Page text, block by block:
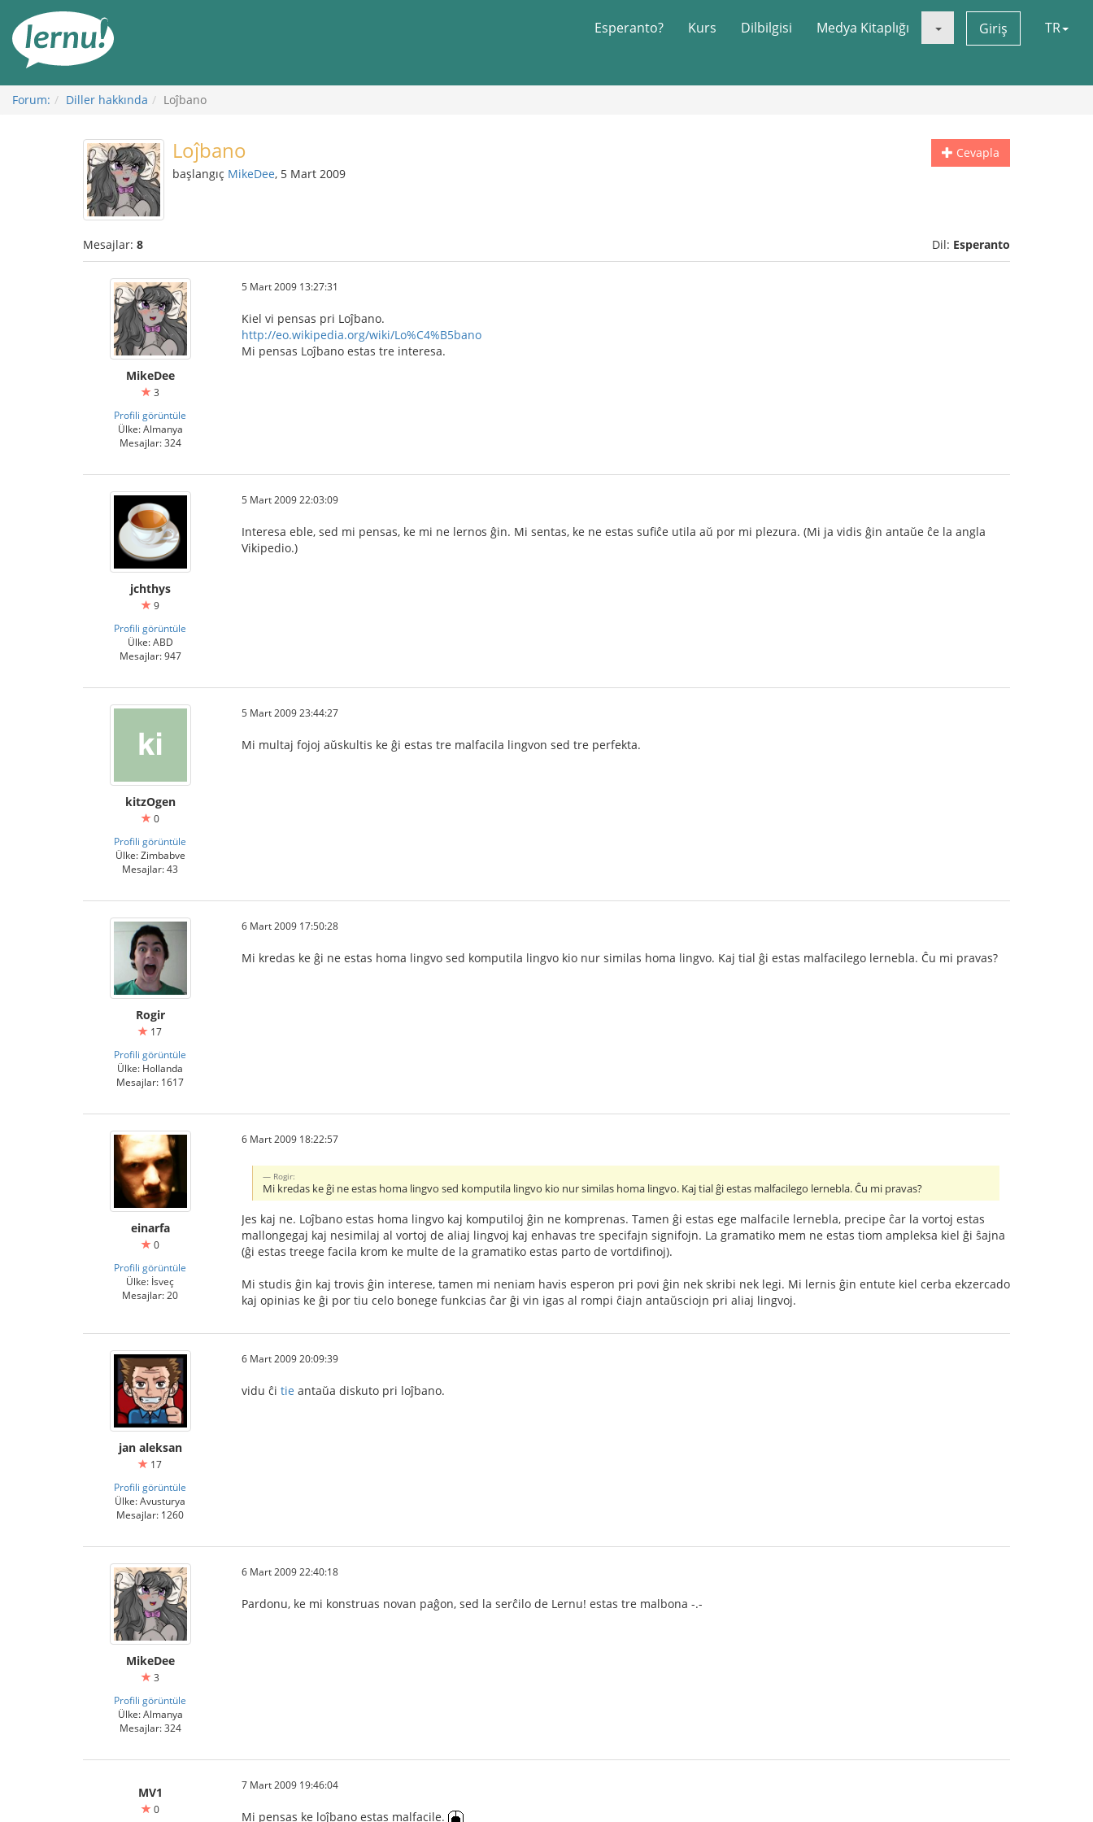
Görüntüleme
Esperanto? Kurs Dilbilgisi Medya Kitaplığı Giriş TR
Forum: Diller hakkında Loĵbano
Cevapla
Loĵbano
başlangıç MikeDee, 5 Mart 2009
Mesajlar: 8 Dil: Esperanto
MikeDee
3
Profili görüntüle
Ülke: Almanya
Mesajlar: 324
5 Mart 2009 13:27:31
Kiel vi pensas pri Loĵbano.
http://eo.wikipedia.org/wiki/Lo%C4%B5bano
Mi pensas Loĵbano estas tre interesa.
jchthys
9
Profili görüntüle
Ülke: ABD
Mesajlar: 947
5 Mart 2009 22:03:09
Interesa eble, sed mi pensas, ke mi ne lernos ĝin. Mi sentas, ke ne estas sufiĉe utila aŭ por mi plezura. (Mi ja vidis ĝin antaŭe ĉe la angla
Vikipedio.)
kitzOgen
0
Profili görüntüle
Ülke: Zimbabve
Mesajlar: 43
5 Mart 2009 23:44:27
Mi multaj fojoj aŭskultis ke ĝi estas tre malfacila lingvon sed tre perfekta.
Rogir
17
Profili görüntüle
Ülke: Hollanda
Mesajlar: 1617
6 Mart 2009 17:50:28
Mi kredas ke ĝi ne estas homa lingvo sed komputila lingvo kio nur similas homa lingvo. Kaj tial ĝi estas malfacilego lernebla. Ĉu mi pravas?
einarfa
0
Profili görüntüle
Ülke: İsveç
Mesajlar: 20
6 Mart 2009 18:22:57
Rogir:
Mi kredas ke ĝi ne estas homa lingvo sed komputila lingvo kio nur similas homa lingvo. Kaj tial ĝi estas malfacilego lernebla. Ĉu mi pravas?
Jes kaj ne. Loĵbano estas homa lingvo kaj komputiloj ĝin ne komprenas. Tamen ĝi estas ege malfacile lernebla, precipe ĉar la vortoj estas
mallongegaj kaj nesimilaj al vortoj de aliaj lingvoj kaj enhavas tre specifajn signifojn. La gramatiko mem ne estas tiom ampleksa kiel ĝi ŝajna
(ĝi estas treege facila krom ke multe de la gramatiko estas parto de vortdifinoj).
Mi studis ĝin kaj trovis ĝin interese, tamen mi neniam havis esperon pri povi ĝin nek skribi nek legi. Mi lernis ĝin entute kiel cerba ekzercado
kaj opinias ke ĝi por tiu celo bonege funkcias ĉar ĝi vin igas al rompi ĉiajn antaŭsciojn pri aliaj lingvoj.
jan aleksan
17
Profili görüntüle
Ülke: Avusturya
Mesajlar: 1260
6 Mart 2009 20:09:39
vidu ĉi tie antaŭa diskuto pri loĵbano.
MikeDee
3
Profili görüntüle
Ülke: Almanya
Mesajlar: 324
6 Mart 2009 22:40:18
Pardonu, ke mi konstruas novan paĝon, sed la serĉilo de Lernu! estas tre malbona -.-
MV1
0
7 Mart 2009 19:46:04
Mi pensas ke loĵbano estas malfacile.